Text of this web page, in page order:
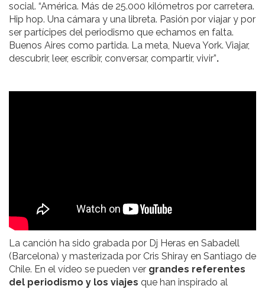
social. “América. Más de 25.000 kilómetros por carretera.
Hip hop. Una cámara y una libreta. Pasión por viajar y por
ser partícipes del periodismo que echamos en falta.
Buenos Aires como partida. La meta, Nueva York. Viajar,
descubrir, leer, escribir, conversar, compartir, vivir”.
La canción ha sido grabada por Dj Heras en Sabadell
(Barcelona) y masterizada por Cris Shiray en Santiago de
Chile. En el vídeo se pueden ver grandes referentes
del periodismo y los viajes que han inspirado al